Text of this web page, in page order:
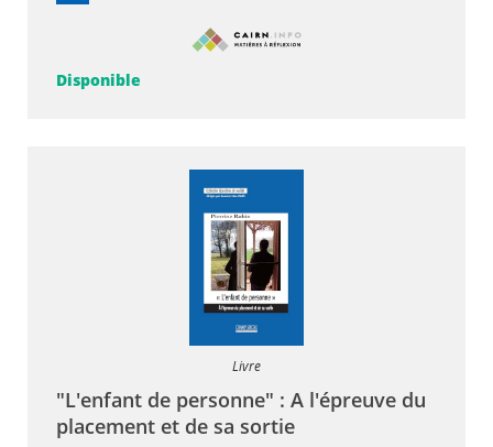
Disponible
Livre
"L'enfant de personne" : A l'épreuve du
placement et de sa sortie